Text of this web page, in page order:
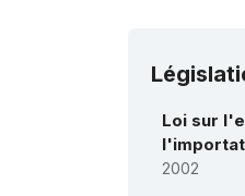
Loi sur
2002